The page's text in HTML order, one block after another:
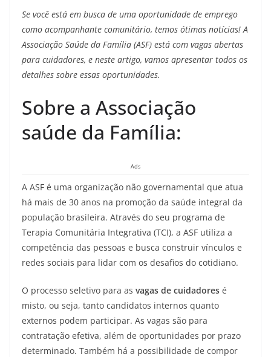
Se você está em busca de uma oportunidade de emprego
como acompanhante comunitário, temos ótimas notícias! A
Associação Saúde da Família (ASF) está com vagas abertas
para cuidadores, e neste artigo, vamos apresentar todos os
detalhes sobre essas oportunidades.
Sobre a Associação
saúde da Família:
Ads
A ASF é uma organização não governamental que atua
há mais de 30 anos na promoção da saúde integral da
população brasileira. Através do seu programa de
Terapia Comunitária Integrativa (TCI), a ASF utiliza a
competência das pessoas e busca construir vínculos e
redes sociais para lidar com os desafios do cotidiano.
O processo seletivo para as vagas de cuidadores é
misto, ou seja, tanto candidatos internos quanto
externos podem participar. As vagas são para
contratação efetiva, além de oportunidades por prazo
determinado. Também há a possibilidade de compor